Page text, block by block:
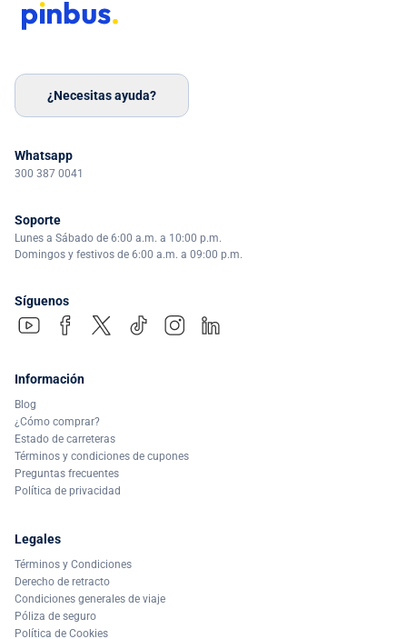
¿Necesitas ayuda?
Whatsapp
300 387 0041
Soporte
Lunes a Sábado de 6:00 a.m. a 10:00 p.m.
Domingos y festivos de 6:00 a.m. a 09:00 p.m.
Síguenos
Información
Blog
¿Cómo comprar?
Estado de carreteras
Términos y condiciones de cupones
Preguntas frecuentes
Política de privacidad
Legales
Términos y Condiciones
Derecho de retracto
Condiciones generales de viaje
Póliza de seguro
Política de Cookies